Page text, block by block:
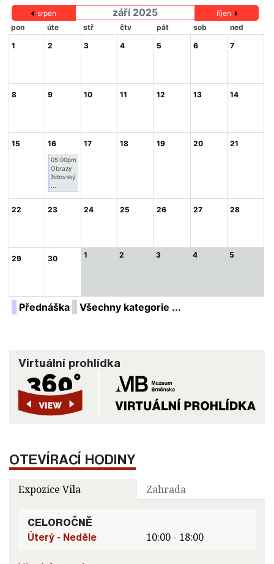
srpen září 2025
říjen
pon
úte stř čtv pát sob
ned
1
2 3 4 5 6 7
8 9 10 11 12 13 14
15 16
05:00pm
Obrazy
židovský
17 18 19 20 21
22 23 24 25 26 27 28
29 30 1 2 3 4 5
Přednáška Všechny kategorie ...
Virtuální prohlídka
OTEVÍRACÍ HODINY
Expozice Vila Zahrada
CELOROČNĚ
Úterý - Neděle
10:00 - 18:00